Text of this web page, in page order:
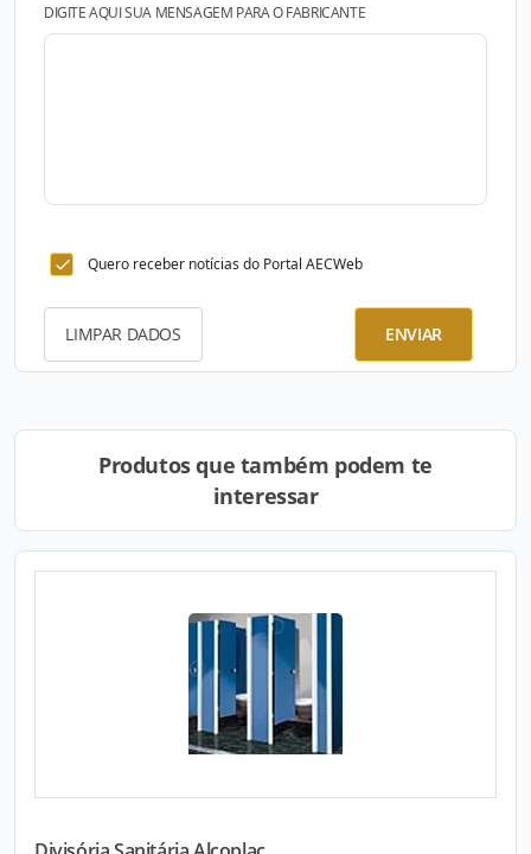
DIGITE AQUI SUA MENSAGEM PARA O FABRICANTE
Quero receber notícias do Portal AECWeb
LIMPAR DADOS ENVIAR
Produtos que também podem te
interessar